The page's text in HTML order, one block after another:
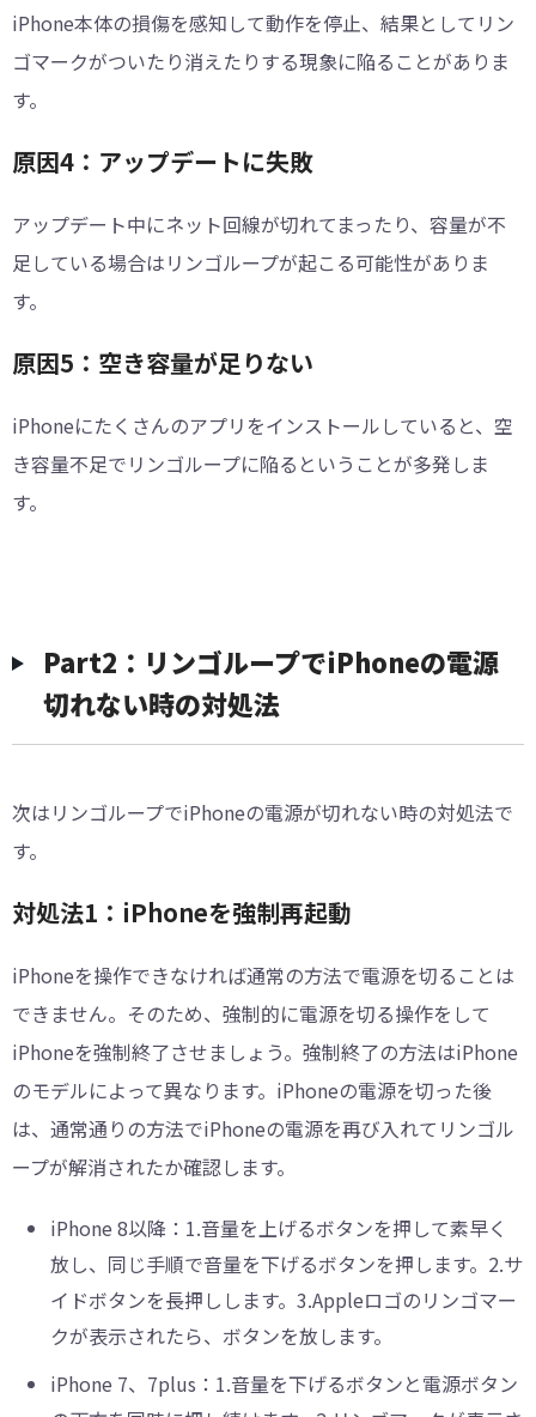
iPhone本体の損傷を感知して動作を停止、結果としてリン
ゴマークがついたり消えたりする現象に陥ることがありま
す。
原因4：アップデートに失敗
アップデート中にネット回線が切れてまったり、容量が不
足している場合はリンゴループが起こる可能性がありま
す。
原因5：空き容量が足りない
iPhoneにたくさんのアプリをインストールしていると、空
き容量不足でリンゴループに陥るということが多発しま
す。
Part2：リンゴループでiPhoneの電源
切れない時の対処法
次はリンゴループでiPhoneの電源が切れない時の対処法で
す。
対処法1：iPhoneを強制再起動
iPhoneを操作できなければ通常の方法で電源を切ることは
できません。そのため、強制的に電源を切る操作をして
iPhoneを強制終了させましょう。強制終了の方法はiPhone
のモデルによって異なります。iPhoneの電源を切った後
は、通常通りの方法でiPhoneの電源を再び入れてリンゴル
ープが解消されたか確認します。
iPhone 8以降：1.音量を上げるボタンを押して素早く
放し、同じ手順で音量を下げるボタンを押します。2.サ
イドボタンを長押しします。3.Appleロゴのリンゴマー
クが表示されたら、ボタンを放します。
iPhone 7、7plus：1.音量を下げるボタンと電源ボタン